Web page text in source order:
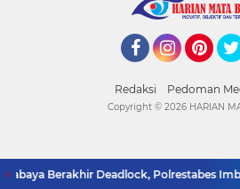
Redaksi Pedoman
Berakhir Deadlock, Polrestabes
Copyright © 2026 HARIAN
SUPPORT BY PIXINDONESIA